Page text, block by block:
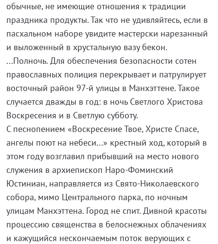
обычные, не имеющие отношения к традиции
праздника продукты. Так что не удивляйтесь, если в
пасхальном наборе увидите мастерски нарезанный
и выложенный в хрустальную вазу бекон.
...Полночь. Для обеспечения безопасности сотен
православных полиция перекрывает и патрулирует
восточный район 97-й улицы в Манхэттене. Такое
случается дважды в год: в ночь Светлого Христова
Воскресения и в Светлую субботу.
С песнопением «Воскресение Твое, Христе Спасе,
ангелы поют на небеси...» крестный ход, который в
этом году возглавил прибывший на место нового
служения в архиепископ Наро-Фоминский
Юстиниан, направляется из Свято-Николаевского
собора, мимо Центрального парка, по ночным
улицам Манхэттена. Город не спит. Дивной красоты
процессию священства в белоснежных облачениях
и кажущийся нескончаемым поток верующих с